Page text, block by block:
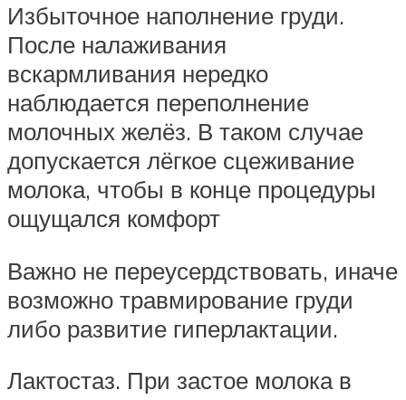
Избыточное наполнение груди.
После налаживания
вскармливания нередко
наблюдается переполнение
молочных желёз. В таком случае
допускается лёгкое сцеживание
молока, чтобы в конце процедуры
ощущался комфорт
Важно не переусердствовать, иначе
возможно травмирование груди
либо развитие гиперлактации.
Лактостаз. При застое молока в